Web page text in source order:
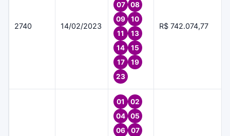
2740 14/02/2023
07
08
09
10
11
13
14
15
17
19
23
R$ 742.074,77
01
02
04
05
06
07